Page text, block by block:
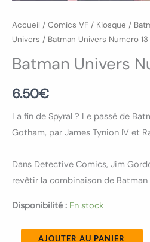
Accueil / Comics VF / Kiosque /
Univers / Batman Univers Numero 13
Batman Univers
6.50€
La fin de Spyral ? Le passé de
Gotham, par James Tynion IV et
Dans Detective Comics, Jim
revêtir la combinaison de Batman
Disponibilité : En stock
AJOUTER AU PANIER